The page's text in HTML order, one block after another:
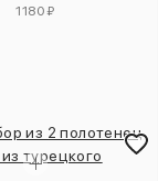
1180 ₽